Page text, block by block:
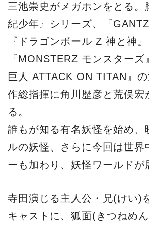
三池崇史がメガホンをとる。
紀少年』シリーズ、『GANTZ
『ドラゴンボール Z 神と神』
『MONSTERZ モンスターズ
巨人 ATTACK ON TITAN』
作総指揮に角川歴彦と荒俣宏
る。
誰もが知る有名妖怪を始め、
ルの妖怪、さらに今回は世界
ーも加わり、妖怪ワールドが
寺田演じる主人公・兄(けい)
キャストに、狐面(きつねめ